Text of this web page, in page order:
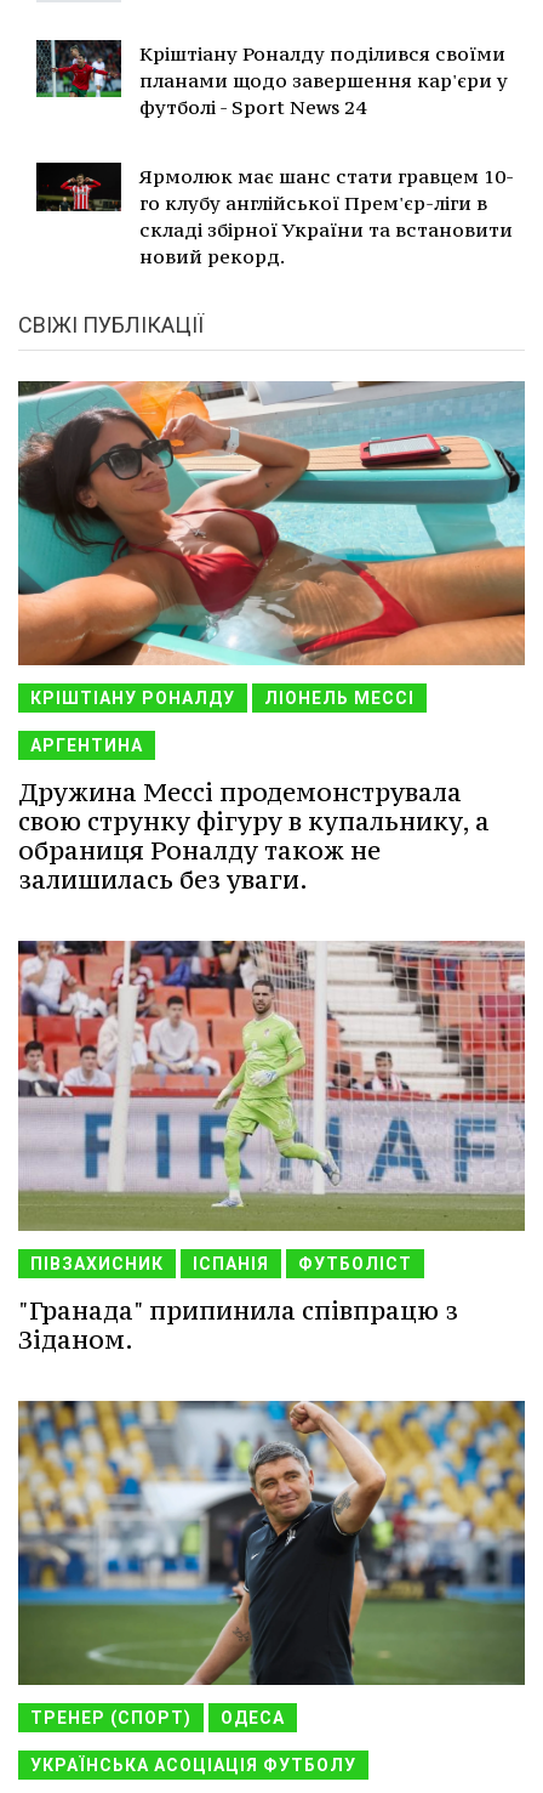
Кріштіану Роналду поділився своїми
планами щодо завершення кар'єри у
футболі - Sport News 24
Ярмолюк має шанс стати гравцем 10-
го клубу англійської Прем'єр-ліги в
складі збірної України та встановити
новий рекорд.
СВІЖІ ПУБЛІКАЦІЇ
КРІШТІАНУ РОНАЛДУ ЛІОНЕЛЬ МЕССІ
АРГЕНТИНА
Дружина Мессі продемонструвала
свою струнку фігуру в купальнику, а
обраниця Роналду також не
залишилась без уваги.
ПІВЗАХИСНИК ІСПАНІЯ ФУТБОЛІСТ
"Гранада" припинила співпрацю з
Зіданом.
ТРЕНЕР (СПОРТ) ОДЕСА
УКРАЇНСЬКА АСОЦІАЦІЯ ФУТБОЛУ